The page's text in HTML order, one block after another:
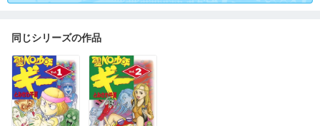
同じシリーズの作品